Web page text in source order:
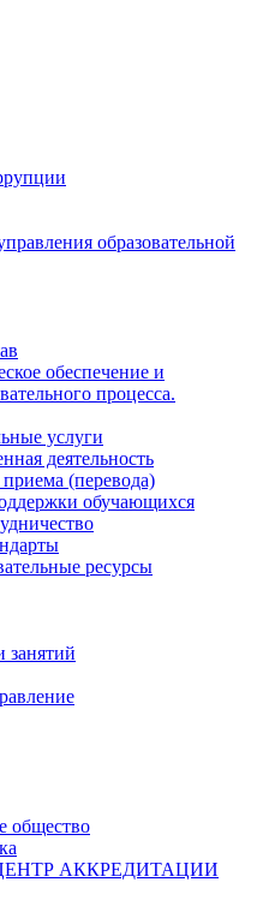
образовательной
обеспечение и
процесса.
услуги
деятельность
(перевода)
обучающихся
ресурсы
занятий
общество
АККРЕДИТАЦИИ